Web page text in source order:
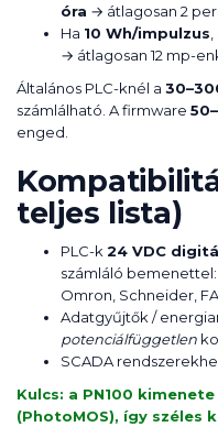
óra → átlagosan 2
Ha 10 Wh/impulzus
→ átlagosan 12 mp-
Általános PLC-knél a
számlálható. A firmware
enged.
teljes lista)
PLC-k 24 VDC
számláló bemenettel:
Omron, Schneider,
Adatgyűjtők /
potenciálfüggetlen
SCADA
Kulcs: a PN100 kimenete
(PhotoMOS), így széles